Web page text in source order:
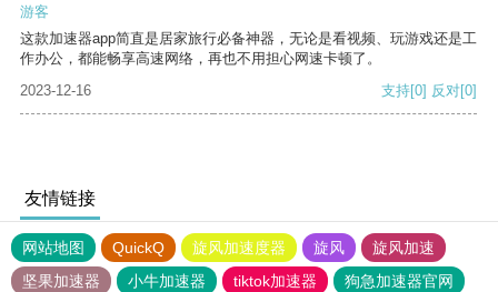
游客
这款加速器app简直是居家旅行必备神器，无论是看视频、玩游戏还是工
作办公，都能畅享高速网络，再也不用担心网速卡顿了。
2023-12-16
支持[0] 反对[0]
友情链接
网站地图 QuickQ 旋风加速度器 旋风
旋风加速
坚果加速器
小牛加速器 tiktok加速器
狗急加速器官网